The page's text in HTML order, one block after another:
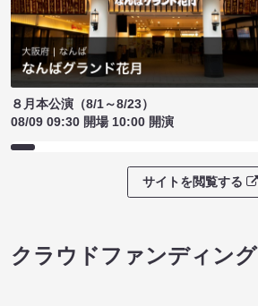
８月本公演（8/1～8/23）
08/09 09:30 開場 10:00 開演
サイトを閲覧する
クラウドファンディング